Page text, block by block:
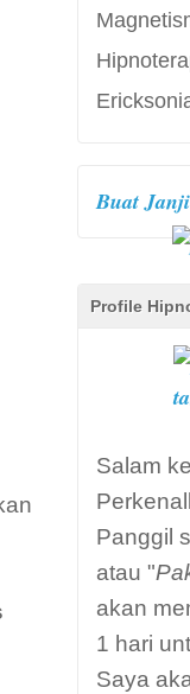
Buat
Profile
Salam
Panggil
atau "
akan
1 hari
Saya